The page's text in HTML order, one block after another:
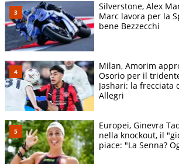
Silverstone, Alex
Marc lavora per la
bene Bezzecchi
Milan, Amorim
Osorio per il
Jashari: la frecciata
Allegri
Europei, Ginevra
nella knockout, il
piace: "La Senna?